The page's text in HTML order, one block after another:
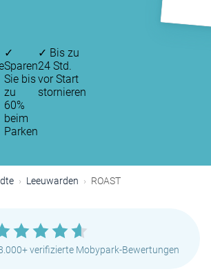
✓
Sparen
Sie bis
zu
60%
beim
Parken
✓ Bis zu
24 Std.
vor Start
stornieren
Leeuwarden ROAST
verifizierte Mobypark-Bewertungen